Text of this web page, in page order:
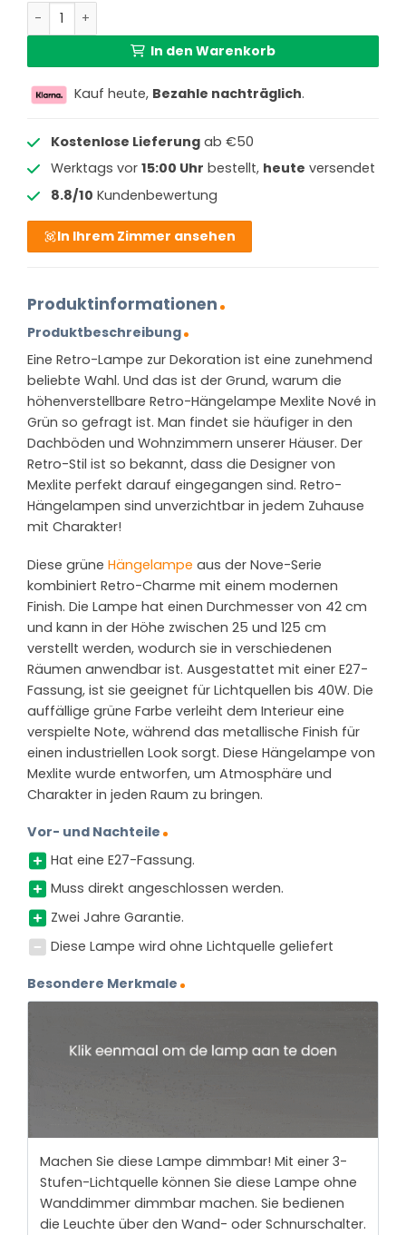
Industrielle grüne Metallhängelampe Mexlite Nove Menge
In den Warenkorb
Kauf heute, Bezahle nachträglich.
Kostenlose Lieferungab €50
Werktags vor 15:00 Uhr bestellt, heute versendet
8.8/10 Kundenbewertung
In Ihrem Zimmer ansehen
Produktinformationen
Produktbeschreibung
Eine Retro-Lampe zur Dekoration ist eine zunehmend
beliebte Wahl. Und das ist der Grund, warum die
höhenverstellbare Retro-Hängelampe Mexlite Nové in
Grün so gefragt ist. Man findet sie häufiger in den
Dachböden und Wohnzimmern unserer Häuser. Der
Retro-Stil ist so bekannt, dass die Designer von
Mexlite perfekt darauf eingegangen sind. Retro-
Hängelampen sind unverzichtbar in jedem Zuhause
mit Charakter!
Diese grüne Hängelampe aus der Nove-Serie
kombiniert Retro-Charme mit einem modernen
Finish. Die Lampe hat einen Durchmesser von 42 cm
und kann in der Höhe zwischen 25 und 125 cm
verstellt werden, wodurch sie in verschiedenen
Räumen anwendbar ist. Ausgestattet mit einer E27-
Fassung, ist sie geeignet für Lichtquellen bis 40W. Die
auffällige grüne Farbe verleiht dem Interieur eine
verspielte Note, während das metallische Finish für
einen industriellen Look sorgt. Diese Hängelampe von
Mexlite wurde entworfen, um Atmosphäre und
Charakter in jeden Raum zu bringen.
Vor- und Nachteile
Hat eine E27-Fassung.
Muss direkt angeschlossen werden.
Zwei Jahre Garantie.
Diese Lampe wird ohne Lichtquelle geliefert
Besondere Merkmale
Machen Sie diese Lampe dimmbar! Mit einer 3-
Stufen-Lichtquelle können Sie diese Lampe ohne
Wanddimmer dimmbar machen. Sie bedienen
die Leuchte über den Wand- oder Schnurschalter.